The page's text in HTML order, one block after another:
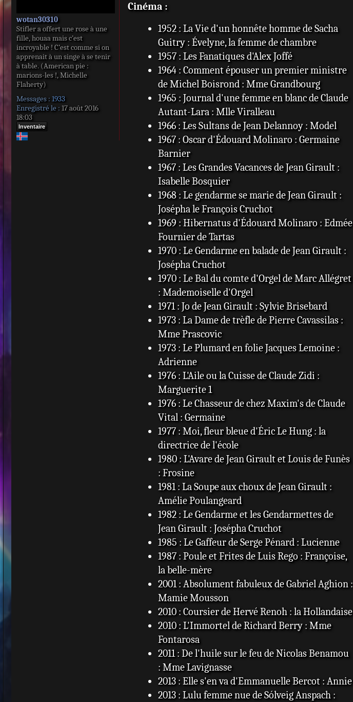
wotan30310
Stifler a offert une rose à une
fille, houaa mais c’est
incroyable ! C’est comme si on
apprenait à un singe à se tenir
à table. (American pie :
marions-les !, Michelle
Flaherty)
Messages : 1933
Enregistré le : 17 août 2016
18:03
Inventaire
Cinéma :
1952 : La Vie d'un honnête homme de Sacha
Guitry : Évelyne, la femme de chambre
1957 : Les Fanatiques d'Alex Joffé
1964 : Comment épouser un premier ministre
de Michel Boisrond : Mme Grandbourg
1965 : Journal d'une femme en blanc de Claude
Autant-Lara : Mlle Viralleau
1966 : Les Sultans de Jean Delannoy : Model
1967 : Oscar d'Édouard Molinaro : Germaine
Barnier
1967 : Les Grandes Vacances de Jean Girault :
Isabelle Bosquier
1968 : Le gendarme se marie de Jean Girault :
Josépha le François Cruchot
1969 : Hibernatus d'Édouard Molinaro : Edmée
Fournier de Tartas
1970 : Le Gendarme en balade de Jean Girault :
Josépha Cruchot
1970 : Le Bal du comte d'Orgel de Marc Allégret
: Mademoiselle d'Orgel
1971 : Jo de Jean Girault : Sylvie Brisebard
1973 : La Dame de trèfle de Pierre Cavassilas :
Mme Prascovic
1973 : Le Plumard en folie Jacques Lemoine :
Adrienne
1976 : L'Aile ou la Cuisse de Claude Zidi :
Marguerite 1
1976 : Le Chasseur de chez Maxim's de Claude
Vital : Germaine
1977 : Moi, fleur bleue d'Éric Le Hung : la
directrice de l'école
1980 : L'Avare de Jean Girault et Louis de Funès
: Frosine
1981 : La Soupe aux choux de Jean Girault :
Amélie Poulangeard
1982 : Le Gendarme et les Gendarmettes de
Jean Girault : Josépha Cruchot
1985 : Le Gaffeur de Serge Pénard : Lucienne
1987 : Poule et Frites de Luis Rego : Françoise,
la belle-mère
2001 : Absolument fabuleux de Gabriel Aghion :
Mamie Mousson
2010 : Coursier de Hervé Renoh : la Hollandaise
2010 : L'Immortel de Richard Berry : Mme
Fontarosa
2011 : De l'huile sur le feu de Nicolas Benamou
: Mme Lavignasse
2013 : Elle s'en va d'Emmanuelle Bercot : Annie
2013 : Lulu femme nue de Sólveig Anspach :